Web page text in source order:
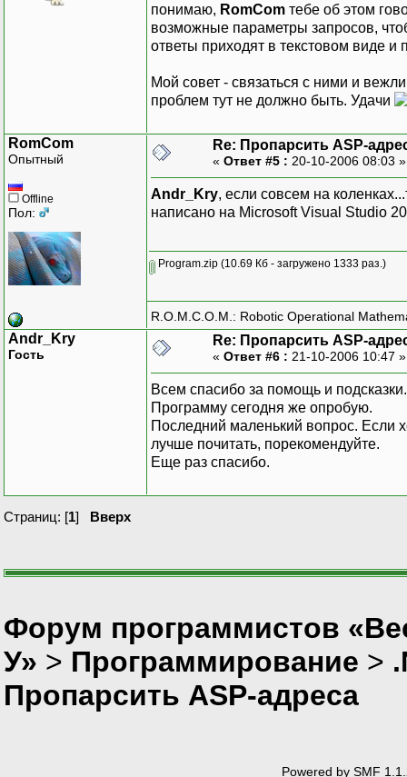
понимаю, RomCom тебе об этом
возможные параметры запросов,
ответы приходят в текстовом виде и
Мой совет - связаться с ними и
проблем тут не должно быть. Удачи
RomCom
Опытный
Offline
Пол:
Re: Пропарсить ASP-
« Ответ #5 : 20-10-2006 08:03
Andr_Kry, если совсем на
написано на Microsoft Visual Studio
Program.zip (10.69 Кб - загружено 1333 раз.)
R.O.M.C.O.M.: Robotic Operational
Andr_Kry
Гость
Re: Пропарсить ASP-
« Ответ #6 : 21-10-2006 10:47
Всем спасибо за помощь и подсказки.
Программу сегодня же опробую.
Последний маленький вопрос. Если
лучше почитать, порекомендуйте.
Еще раз спасибо.
Страниц: [1] Вверх
Форум программистов
У» > Программирование >
Пропарсить ASP-адреса
Powered by SMF